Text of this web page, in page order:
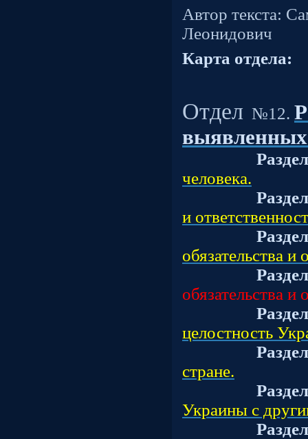
Автор текста:
Леонидович
Карта отдела:
Отдел №12.
Раздел
человека.
Раздел
и
Раздел
обязательства и
Раздел
обязательства и
Раздел
целостность
Раздел
стране.
Раздел
Украины с
Раздел